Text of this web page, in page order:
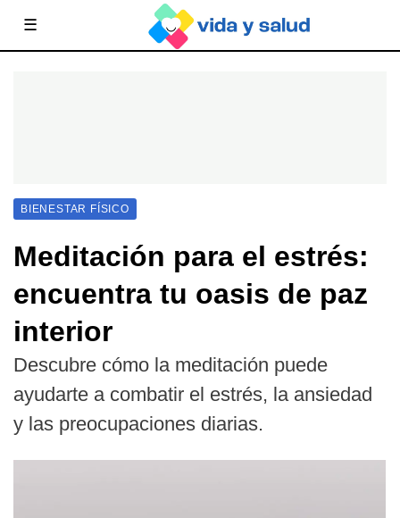
☰
BIENESTAR FÍSICO
Meditación para el estrés:
encuentra tu oasis de paz
interior
Descubre cómo la meditación puede
ayudarte a combatir el estrés, la ansiedad
y las preocupaciones diarias.